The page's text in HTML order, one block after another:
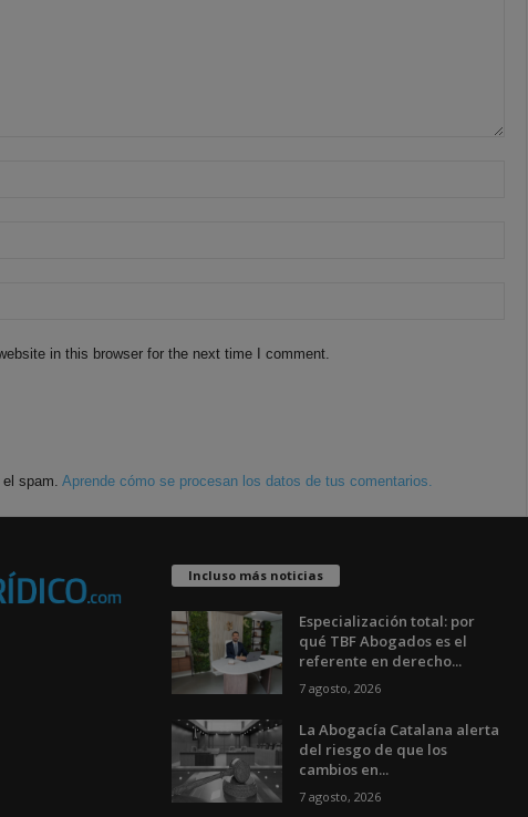
in this browser for the next time I comment.
spam. Aprende cómo se procesan los datos de tus comentarios.
Incluso más noticias
Especialización total: por
qué TBF Abogados es el
referente en derecho...
7 agosto, 2026
La Abogacía Catalana alerta
del riesgo de que los
cambios en...
7 agosto, 2026